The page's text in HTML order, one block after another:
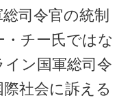
司令官の統制
チー氏ではな
ン国軍総司令
社会に訴える